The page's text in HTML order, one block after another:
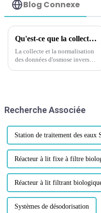
Blog Connexe
Qu'est-ce que la collecte et la normalisation des données par osmose inverse ?
La collecte et la normalisation
des données d'osmose inverse
données avec des données ext...
Recherche Associée
Station de traitement des eaux
Réacteur à lit fixe à filtre
Réacteur à lit filtrant
Systèmes de désodorisation